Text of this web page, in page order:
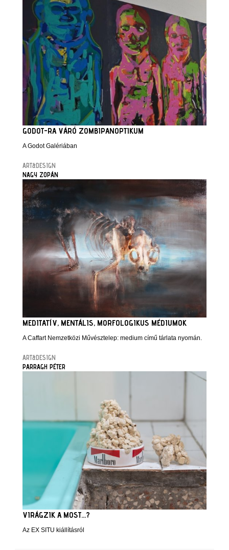
GODOT-RA VÁRÓ ZOMBIPANOPTIKUM
A Godot Galériában
ART&DESIGN
NAGY ZOPÁN
MEDITATÍV, MENTÁLIS, MORFOLOGIKUS MÉDIUMOK
A Caffart Nemzetközi Művésztelep: medium című tárlata nyomán.
ART&DESIGN
PARRAGH PÉTER
VIRÁGZIK A MOST...?
Az EX SITU kiállításról